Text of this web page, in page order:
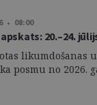
• 08:00
20.–24.
likumdošanas
posmu no 2026.